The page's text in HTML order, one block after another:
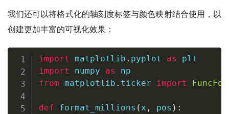
我们还可以将格式化的轴刻度标签与颜色映射结合使用，以
创建更加丰富的可视化效果：
import matplotlib . pyplot as
import numpy as
from matplotlib . ticker import
def format_millions ( x , pos ) :